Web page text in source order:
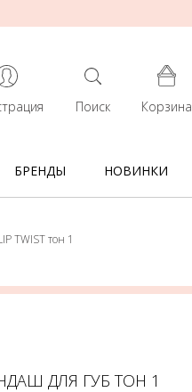
Поиск Корзина
БРЕНДЫ НОВИНКИ
TWIST тон 1
ДЛЯ ГУБ ТОН 1